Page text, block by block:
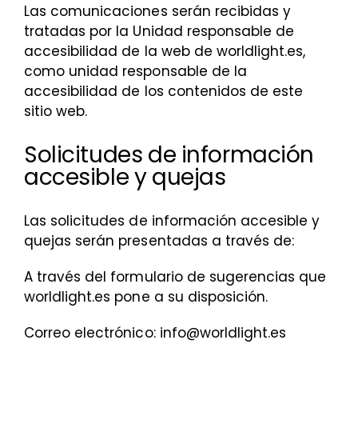
Las comunicaciones serán recibidas y
tratadas por la Unidad responsable de
accesibilidad de la web de worldlight.es,
como unidad responsable de la
accesibilidad de los contenidos de este
sitio web.
Solicitudes de información
accesible y quejas
Las solicitudes de información accesible y
quejas serán presentadas a través de:
A través del formulario de sugerencias que
worldlight.es pone a su disposición.
Correo electrónico: info@worldlight.es